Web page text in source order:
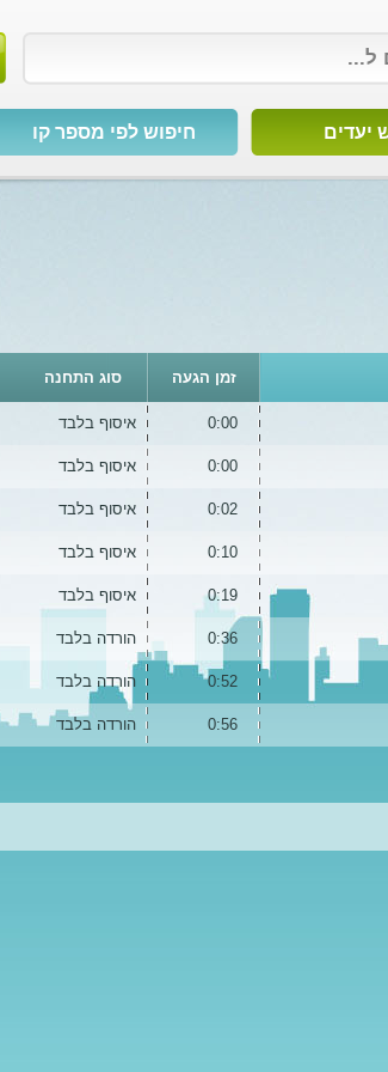
יעדים חיפוש לפי מספר קו
זמן הגעה סוג התחנה
0:00 איסוף בלבד
0:00 איסוף בלבד
0:02 איסוף בלבד
0:10 איסוף בלבד
0:19 איסוף בלבד
0:36 הורדה בלבד
0:52 הורדה בלבד
0:56 הורדה בלבד